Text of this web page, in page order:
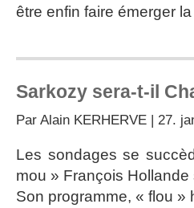
être enfin faire émerger
Sarkozy sera-t-il
Par Alain KERHERVE | 27.
Les sondages se
mou » François Hollande
Son programme, « flou »